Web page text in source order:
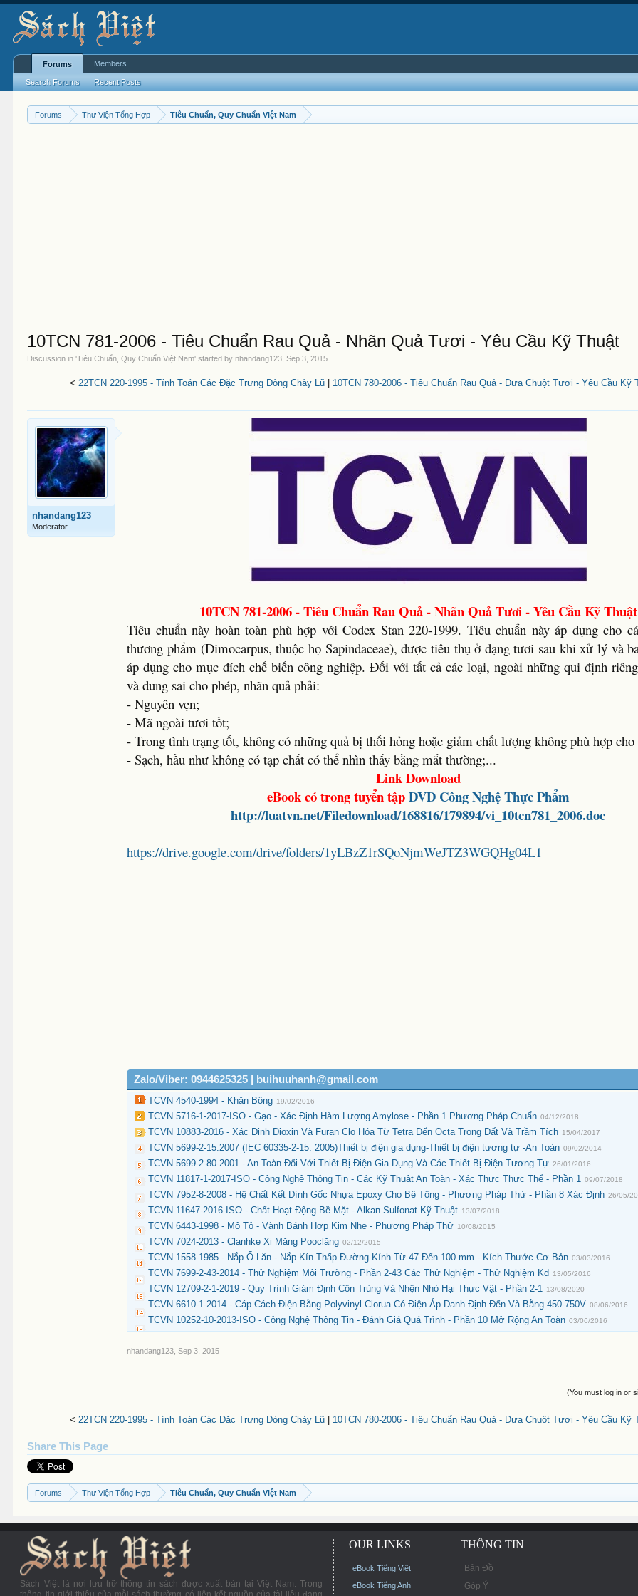
Forums Thư Viện Tổng Hợp Tiêu Chuẩn, Quy Chuẩn Việt Nam
10TCN 781-2006 - Tiêu Chuẩn Rau Quả - Nhãn Quả Tươi - Yêu Cầu Kỹ Thuật
Discussion in 'Tiêu Chuẩn, Quy Chuẩn Việt Nam' started bynhandang123 ,Sep 3, 2015
< 22TCN 220-1995 - Tính Toán Các Đặc Trưng Dòng Chảy Lũ 10TCN 780-2006 - Tiêu Chuẩn Rau Quả - Dưa Chuột Tươi - Yêu Cầu Kỹ
nhandang123
Moderator
10TCN 781-2006 - Tiêu Chuẩn Rau Quả - Nhãn Quả Tươi - Yêu Cầu Kỹ Thuật
Tiêu chuẩn này hoàn toàn phù hợp với Codex Stan 220-1999. Tiêu chuẩn này áp dụng cho
thương phẩm (Dimocarpus, thuộc họ Sapindaceae), được tiêu thụ ở dạng tươi sau khi xử lý và
áp dụng cho mục đích chế biến công nghiệp. Đối với tất cả các loại, ngoài những qui định
và dung sai cho phép, nhãn quả phải:
- Nguyên vẹn;
- Mã ngoài tươi tốt;
- Trong tình trạng tốt, không có những quả bị thối hỏng hoặc giảm chất lượng không phù hợp
- Sạch, hầu như không có tạp chất có thể nhìn thấy bằng mắt thường;...
Link Download
eBook có trong tuyển tậpDVD Công Nghệ Thực Phẩm
http://luatvn.net/Filedownload/168816/179894/vi_10tcn781_2006.doc
https://drive.google.com/drive/folders/1yLBzZ1rSQoNjmWeJTZ3WGQHg04L1
Zalo/Viber: 0944625325 | buihuuhanh@gmail.com
TCVN 4540-1994 - Khăn Bông 19/02/2016
TCVN 5716-1-2017-ISO - Gạo - Xác Định Hàm Lượng Amylose - Phần 1 Phương Pháp Chuẩn 04/12/2018
TCVN 10883-2016 - Xác Định Dioxin Và Furan Clo Hóa Từ Tetra Đến Octa Trong Đất Và Trầm Tích 15/04/2017
TCVN 5699-2-15:2007 (IEC 60335-2-15: 2005)Thiết bị điện gia dụng-Thiết bị điện tương tự -An Toàn 09/02/2014
TCVN 5699-2-80-2001 - An Toàn Đối Với Thiết Bị Điện Gia Dụng Và Các Thiết Bị Điện Tương Tự 26/01/2016
TCVN 11817-1-2017-ISO - Công Nghệ Thông Tin - Các Kỹ Thuật An Toàn - Xác Thực Thực Thể - Phần 1 09/07/2018
TCVN 7952-8-2008 - Hệ Chất Kết Dính Gốc Nhựa Epoxy Cho Bê Tông - Phương Pháp Thử - Phần 8 Xác Định 26/05/
TCVN 11647-2016-ISO - Chất Hoạt Động Bề Mặt - Alkan Sulfonat Kỹ Thuật 13/07/2018
TCVN 6443-1998 - Mô Tô - Vành Bánh Hợp Kim Nhẹ - Phương Pháp Thử 10/08/2015
TCVN 7024-2013 - Clanhke Xi Măng Pooclăng 02/12/2015
TCVN 1558-1985 - Nắp Ổ Lăn - Nắp Kín Thấp Đường Kính Từ 47 Đến 100 mm - Kích Thước Cơ Bản 03/03/2016
TCVN 7699-2-43-2014 - Thử Nghiệm Môi Trường - Phần 2-43 Các Thử Nghiệm - Thử Nghiệm Kd 13/05/2016
TCVN 12709-2-1-2019 - Quy Trình Giám Định Côn Trùng Và Nhện Nhỏ Hại Thực Vật - Phần 2-1 13/08/2020
TCVN 6610-1-2014 - Cáp Cách Điện Bằng Polyvinyl Clorua Có Điện Áp Danh Định Đến Và Bằng 450-750V 08/06/2016
TCVN 10252-10-2013-ISO - Công Nghệ Thông Tin - Đánh Giá Quá Trình - Phần 10 Mở Rộng An Toàn 03/06/2016
nhandang123 Sep 3, 2015
(You must log in or
< 22TCN 220-1995 - Tính Toán Các Đặc Trưng Dòng Chảy Lũ 10TCN 780-2006 - Tiêu Chuẩn Rau Quả - Dưa Chuột Tươi - Yêu Cầu Kỹ
Share This Page
Forums Thư Viện Tổng Hợp Tiêu Chuẩn, Quy Chuẩn Việt Nam
Forums
Search Forums Recent Posts
Members
Sách Việt là nơi lưu trữ thông tin sách được xuất bản tại Việt Nam. Trong
OUR LINKS
eBook Tiếng Việt
eBook Tiếng Anh
THÔNG TIN
Bản Đồ
Góp Ý